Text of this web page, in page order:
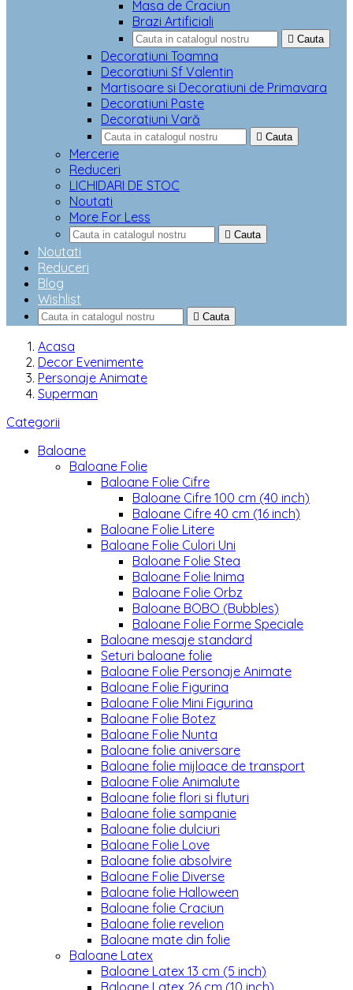
Masa de Craciun
Brazi Artificiali
 Cauta
Decoratiuni Toamna
Decoratiuni Sf Valentin
Martisoare si Decoratiuni de Primavara
Decoratiuni Paste
Decoratiuni Vară
 Cauta
Mercerie
Reduceri
LICHIDARI DE STOC
Noutati
More For Less
 Cauta
Noutati
Reduceri
Blog
Wishlist
 Cauta
Acasa
Decor Evenimente
Personaje Animate
Superman
Categorii
Baloane
Baloane Folie
Baloane Folie Cifre
Baloane Cifre 100 cm (40 inch)
Baloane Cifre 40 cm (16 inch)
Baloane Folie Litere
Baloane Folie Culori Uni
Baloane Folie Stea
Baloane Folie Inima
Baloane Folie Orbz
Baloane BOBO (Bubbles)
Baloane Folie Forme Speciale
Baloane mesaje standard
Seturi baloane folie
Baloane Folie Personaje Animate
Baloane Folie Figurina
Baloane Folie Mini Figurina
Baloane Folie Botez
Baloane Folie Nunta
Baloane folie aniversare
Baloane folie mijloace de transport
Baloane Folie Animalute
Baloane folie flori si fluturi
Baloane folie sampanie
Baloane folie dulciuri
Baloane Folie Love
Baloane folie absolvire
Baloane Folie Diverse
Baloane folie Halloween
Baloane folie Craciun
Baloane folie revelion
Baloane mate din folie
Baloane Latex
Baloane Latex 13 cm (5 inch)
Baloane Latex 26 cm (10 inch)